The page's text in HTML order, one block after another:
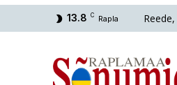
13.8 C Rapla